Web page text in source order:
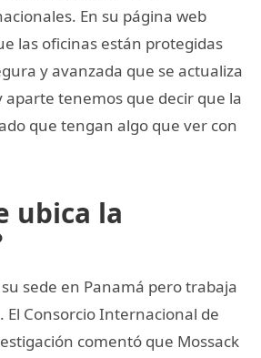
En su página web
las oficinas están protegidas
y avanzada que se actualiza
tenemos que decir que la
que tengan algo que ver con
ubica la
sede en Panamá pero trabaja
El Consorcio Internacional de
comentó que Mossack